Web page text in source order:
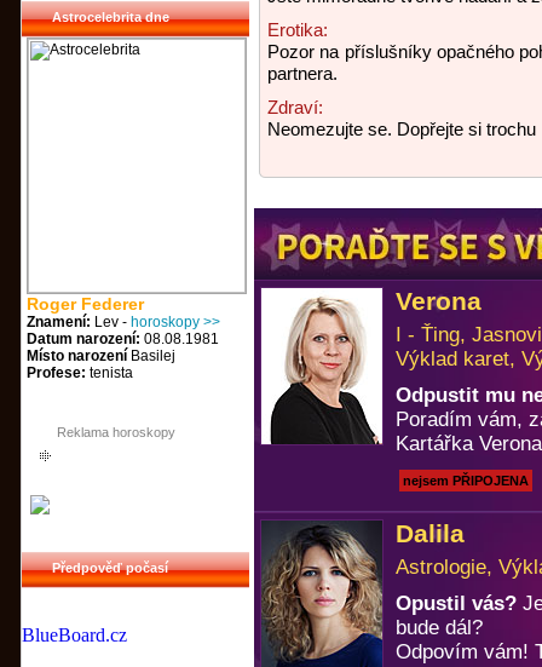
Astrocelebrita dne
Roger Federer
Znamení: Lev - horoskopy >>
Datum narození: 08.08.1981
Místo narození Basilej
Profese: tenista
Reklama horoskopy
Předpověď počasí
BlueBoard.cz
Erotika:
Pozor na příslušníky opačného
partnera.
Zdraví:
Neomezujte se. Dopřejte si
Verona
I - Ťing,
Výklad karet,
Odpustit mu
Poradím vám,
Kartářka Verona
nejsem PŘIPOJENA
Dalila
Astrologie,
Opustil vás?
bude dál?
Odpovím vám!